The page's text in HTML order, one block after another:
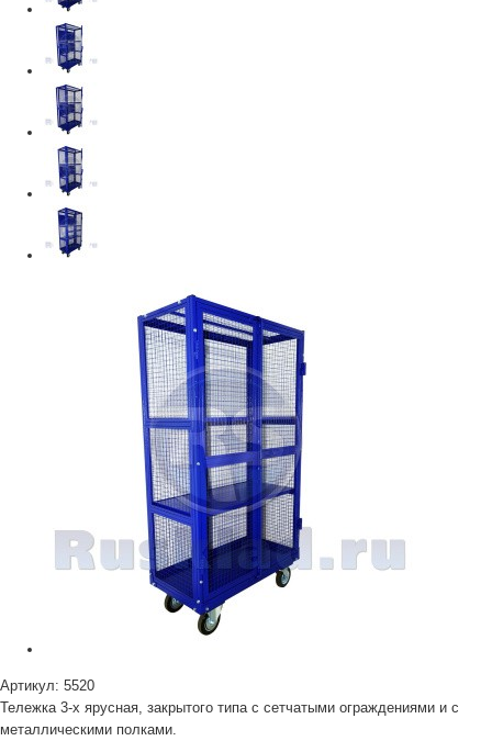
Артикул: 5520
Тележка 3-х ярусная, закрытого типа с сетчатыми ограждениями и с
металлическими полками.